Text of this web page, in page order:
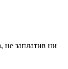
не заплатив ни